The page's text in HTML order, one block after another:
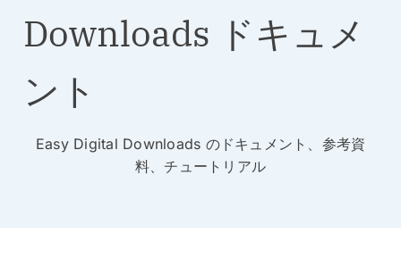
Downloads ドキュメ
ント
Easy Digital Downloads のドキュメント、参考資
料、チュートリアル